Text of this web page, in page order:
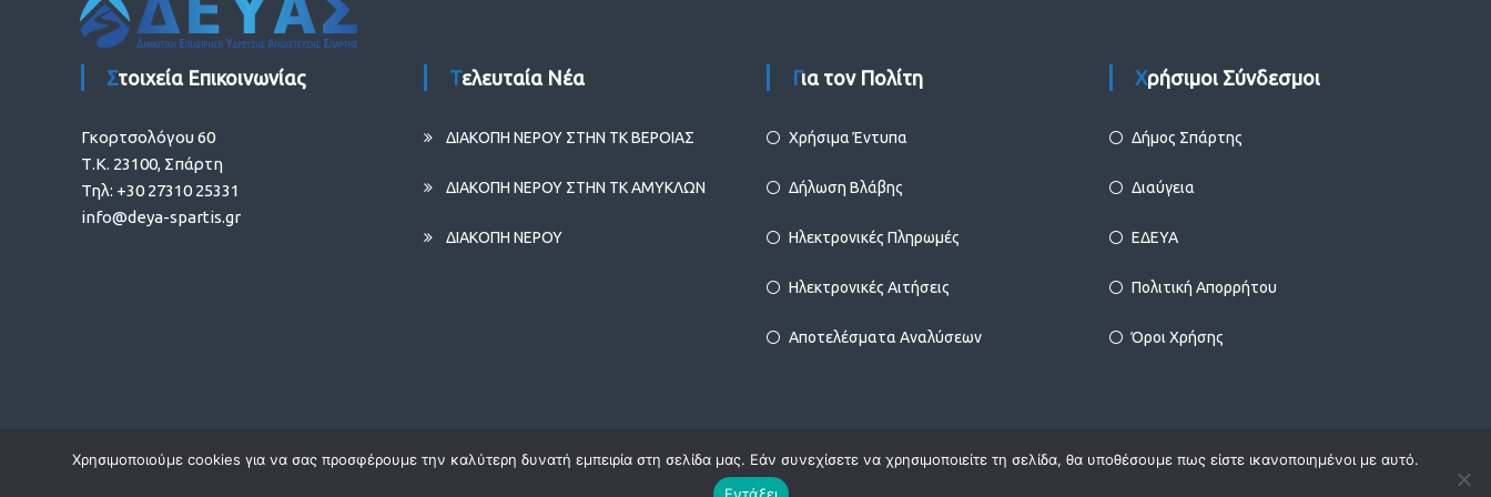
Στοιχεία Επικοινωνίας
Γκορτσολόγου 60
Τ.Κ. 23100, Σπάρτη
Τηλ: +30 27310 25331
info@deya-spartis.gr
Τελευταία Νέα
ΔΙΑΚΟΠΗ ΝΕΡΟΥ ΣΤΗΝ ΤΚ ΒΕΡΟΙΑΣ
ΔΙΑΚΟΠΗ ΝΕΡΟΥ ΣΤΗΝ ΤΚ ΑΜΥΚΛΩΝ
ΔΙΑΚΟΠΗ ΝΕΡΟΥ
Για τον Πολίτη
Χρήσιμα Έντυπα
Δήλωση Βλάβης
Ηλεκτρονικές Πληρωμές
Ηλεκτρονικές Αιτήσεις
Αποτελέσματα Αναλύσεων
Χρήσιμοι Σύνδεσμοι
Δήμος Σπάρτης
Διαύγεια
ΕΔΕΥΑ
Πολιτική Απορρήτου
Όροι Χρήσης
Copyright © 2026Δ.Ε.Υ.Α. ΣπάρτηςDesigned byInfotechnica
Χρησιμοποιούμε cookies για να σας προσφέρουμε την καλύτερη δυνατή εμπειρία στη σελίδα μας. Εάν συνεχίσετε να χρησιμοποιείτε τη σελίδα, θα υποθέσουμε πως είστε ικανοποιημένοι με αυτό.
Εντάξει